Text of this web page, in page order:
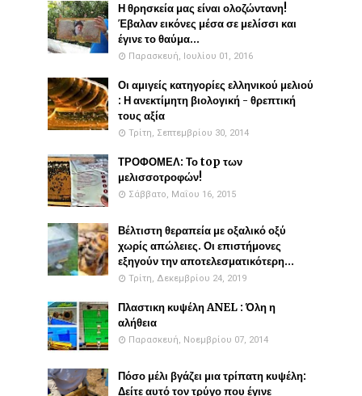
Η θρησκεία μας είναι ολοζώντανη!
Έβαλαν εικόνες μέσα σε μελίσσι και
έγινε το θαύμα...
Παρασκευή, Ιουλίου 01, 2016
Οι αμιγείς κατηγορίες ελληνικού μελιού
: Η ανεκτίμητη βιολογική - θρεπτική
τους αξία
Τρίτη, Σεπτεμβρίου 30, 2014
ΤΡΟΦΟΜΕΛ: Το top των
μελισσοτροφών!
Σάββατο, Μαΐου 16, 2015
Βέλτιστη θεραπεία με οξαλικό οξύ
χωρίς απώλειες. Οι επιστήμονες
εξηγούν την αποτελεσματικότερη...
Τρίτη, Δεκεμβρίου 24, 2019
Πλαστικη κυψέλη ANEL : Όλη η
αλήθεια
Παρασκευή, Νοεμβρίου 07, 2014
Πόσο μέλι βγάζει μια τρίπατη κυψέλη:
Δείτε αυτό τον τρύγο που έγινε